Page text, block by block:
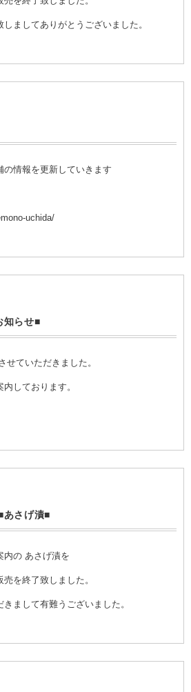
ましてありがとうございました。
の情報を更新していきます
uchida/
らせ■
ていただきました。
しております。
さげ漬■
内の あさげ漬を
を終了致しました。
まして有難うございました。